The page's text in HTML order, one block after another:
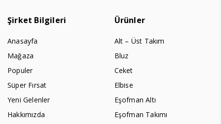
Şirket Bilgileri
Anasayfa
Mağaza
Populer
Süper Fırsat
Yeni Gelenler
Hakkımızda
Ürünler
Alt – Üst Takım
Bluz
Ceket
Elbise
Eşofman Altı
Eşofman Takımı